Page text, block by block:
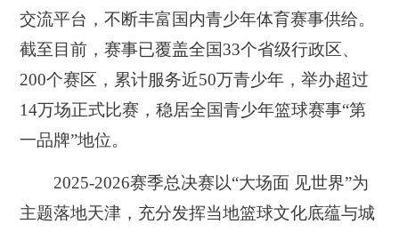
交流平台，不断丰富国内青少年体育赛事供给。
截至目前，赛事已覆盖全国33个省级行政区、
200个赛区，累计服务近50万青少年，举办超过
14万场正式比赛，稳居全国青少年篮球赛事“第
一品牌”地位。
2025-2026赛季总决赛以“大场面 见世界”为
主题落地天津，充分发挥当地篮球文化底蕴与城